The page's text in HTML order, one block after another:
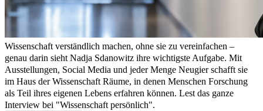
Wissenschaft verständlich machen, ohne sie zu vereinfachen –
genau darin sieht Nadja Sdanowitz ihre wichtigste Aufgabe. Mit
Ausstellungen, Social Media und jeder Menge Neugier schafft sie
im Haus der Wissenschaft Räume, in denen Menschen Forschung
als Teil ihres eigenen Lebens erfahren können. Lest das ganze
Interview bei "Wissenschaft persönlich".